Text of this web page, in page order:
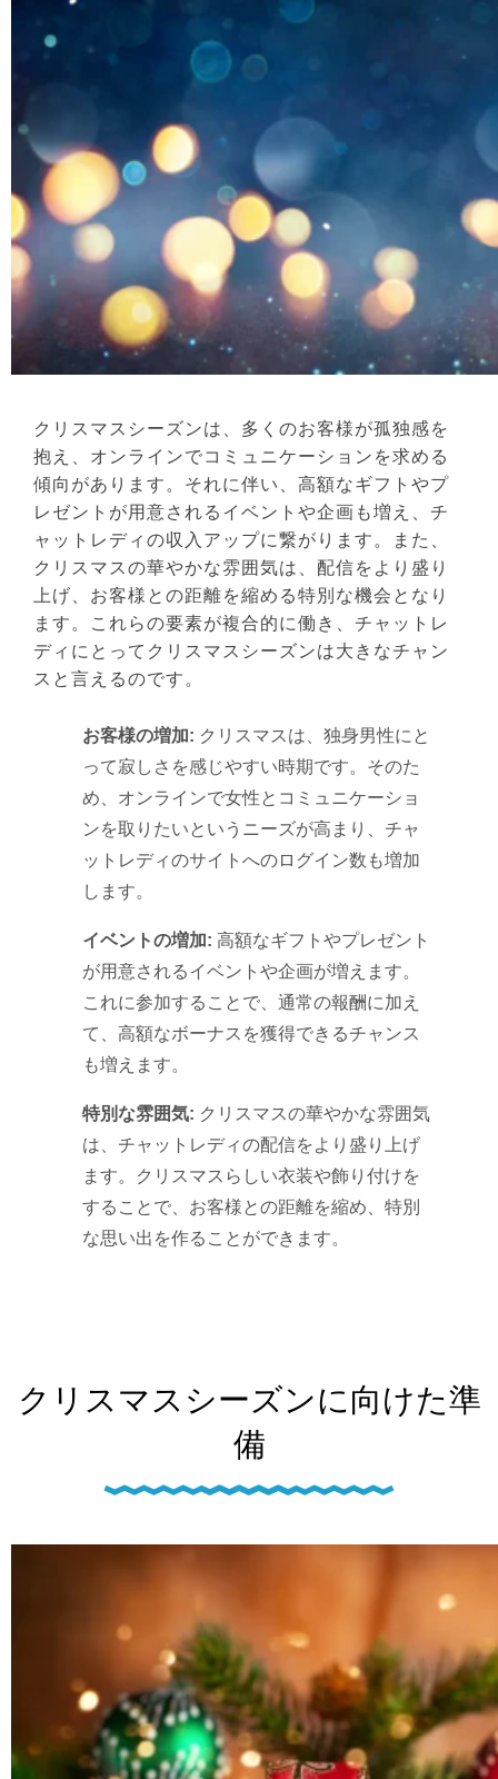
クリスマスシーズンは、多くのお客様が孤独感を
抱え、オンラインでコミュニケーションを求める
傾向があります。それに伴い、高額なギフトやプ
レゼントが用意されるイベントや企画も増え、チ
ャットレディの収入アップに繋がります。また、
クリスマスの華やかな雰囲気は、配信をより盛り
上げ、お客様との距離を縮める特別な機会となり
ます。これらの要素が複合的に働き、チャットレ
ディにとってクリスマスシーズンは大きなチャン
スと言えるのです。
お客様の増加: クリスマスは、独身男性にと
って寂しさを感じやすい時期です。そのた
め、オンラインで女性とコミュニケーショ
ンを取りたいというニーズが高まり、チャ
ットレディのサイトへのログイン数も増加
します。
イベントの増加: 高額なギフトやプレゼント
が用意されるイベントや企画が増えます。
これに参加することで、通常の報酬に加え
て、高額なボーナスを獲得できるチャンス
も増えます。
特別な雰囲気: クリスマスの華やかな雰囲気
は、チャットレディの配信をより盛り上げ
ます。クリスマスらしい衣装や飾り付けを
することで、お客様との距離を縮め、特別
な思い出を作ることができます。
クリスマスシーズンに向けた準
備